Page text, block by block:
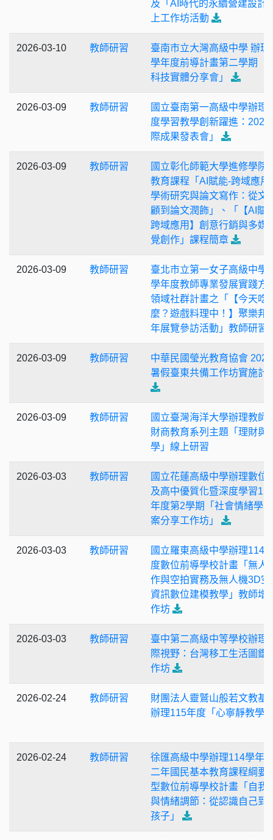
及「AI時代的永續營建設計
上工作坊活動
2026-03-10 教師研習
臺南市立大灣高級中學 辦理
學年度前導計畫第二學期「
科技實體分享會」
2026-03-09 教師研習
國立臺南第一高級中學辦理
度學習教學創新躍進：2026
際成果發表會」
2026-03-09 教師研習
國立彰化師範大學進修學院
教育課程「AI賦能-跨域應用
學術研究與論文寫作：從文
顧到論文潤飾」、「【AI賦
跨域應用】創意行銷與多媒
覺創作」課程簡章
2026-03-09 教師研習
臺北市立第一女子高級中學
學年度教師專業發展實踐方
領域社群計畫之「【今天吃
麼？遊戲料理中！】聚樂邦
年展覽參訪活動」教師研習
2026-03-09 教師研習
中華民國瑩光教育協會
暑假臺東共備工作坊實施計
2026-03-09 教師研習
國立臺灣海洋大學辦理教師
財商教育系列主題「理財與
學」線上研習
2026-03-03 教師研習
國立花蓮高級中學辦理數位
及高中優質化暨深度學習
年度第2學期「社會情緒學
案分享工作坊」
2026-03-03 教師研習
國立羅東高級中學辦理114
度數位前導學校計畫「無人
作與空拍實務及無人機3D空
資訊數位建模教學」教師增
作坊
2026-03-03 教師研習
臺中第二高級中等學校辦理
際視野：台灣移工生活圖鑑
作坊
2026-02-24 教師研習
財團法人靈鷲山般若文教基
辦理115年度「心寧靜教學
2026-02-24 教師研習
徐匯高級中學辦理114學年
二年國民基本教育課程綱要
型數位前導學校計畫「自我
與情緒調節：從認識自己到
孩子」